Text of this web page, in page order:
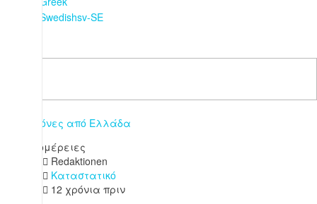
Λεπτομέρειες
Redaktionen
Καταστατικό
12 χρόνια πριν